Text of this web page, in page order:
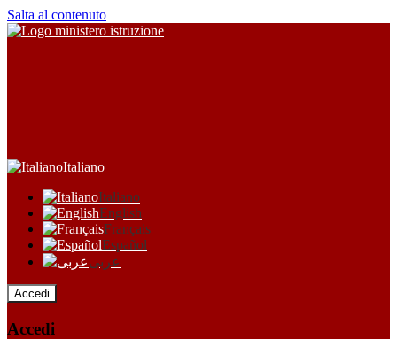
Salta al contenuto
Italiano
Italiano
English
Français
Español
عربى
Accedi
Accedi